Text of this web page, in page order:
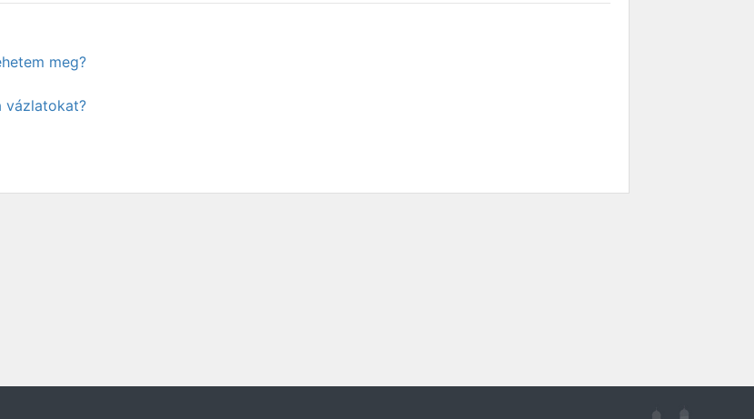
meg?
vázlatokat?